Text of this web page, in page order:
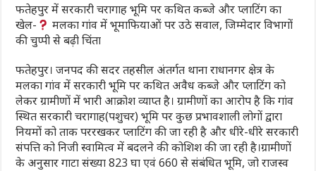
फतेहपुर में सरकारी चरागाह भूमि पर कथित कब्जे और प्लाटिंग का
खेल-
मलका गांव में भूमाफियाओं पर उठे सवाल, जिम्मेदार विभागों
की चुप्पी से बढ़ी चिंता
फतेहपुर। जनपद की सदर तहसील अंतर्गत थाना राधानगर क्षेत्र के
मलका गांव में सरकारी भूमि पर कथित अवैध कब्जे और प्लाटिंग को
लेकर ग्रामीणों में भारी आक्रोश व्याप्त है। ग्रामीणों का आरोप है कि गांव
स्थित सरकारी चरागाह(पशुचर) भूमि पर कुछ प्रभावशाली लोगों द्वारा
नियमों को ताक पररखकर प्लाटिंग की जा रही है और धीरे-धीरे सरकारी
संपत्ति को निजी स्वामित्व में बदलने की कोशिश की जा रही है।ग्रामीणों
के अनुसार गाटा संख्या 823 घा एवं 660 से संबंधित भूमि, जो राजस्व